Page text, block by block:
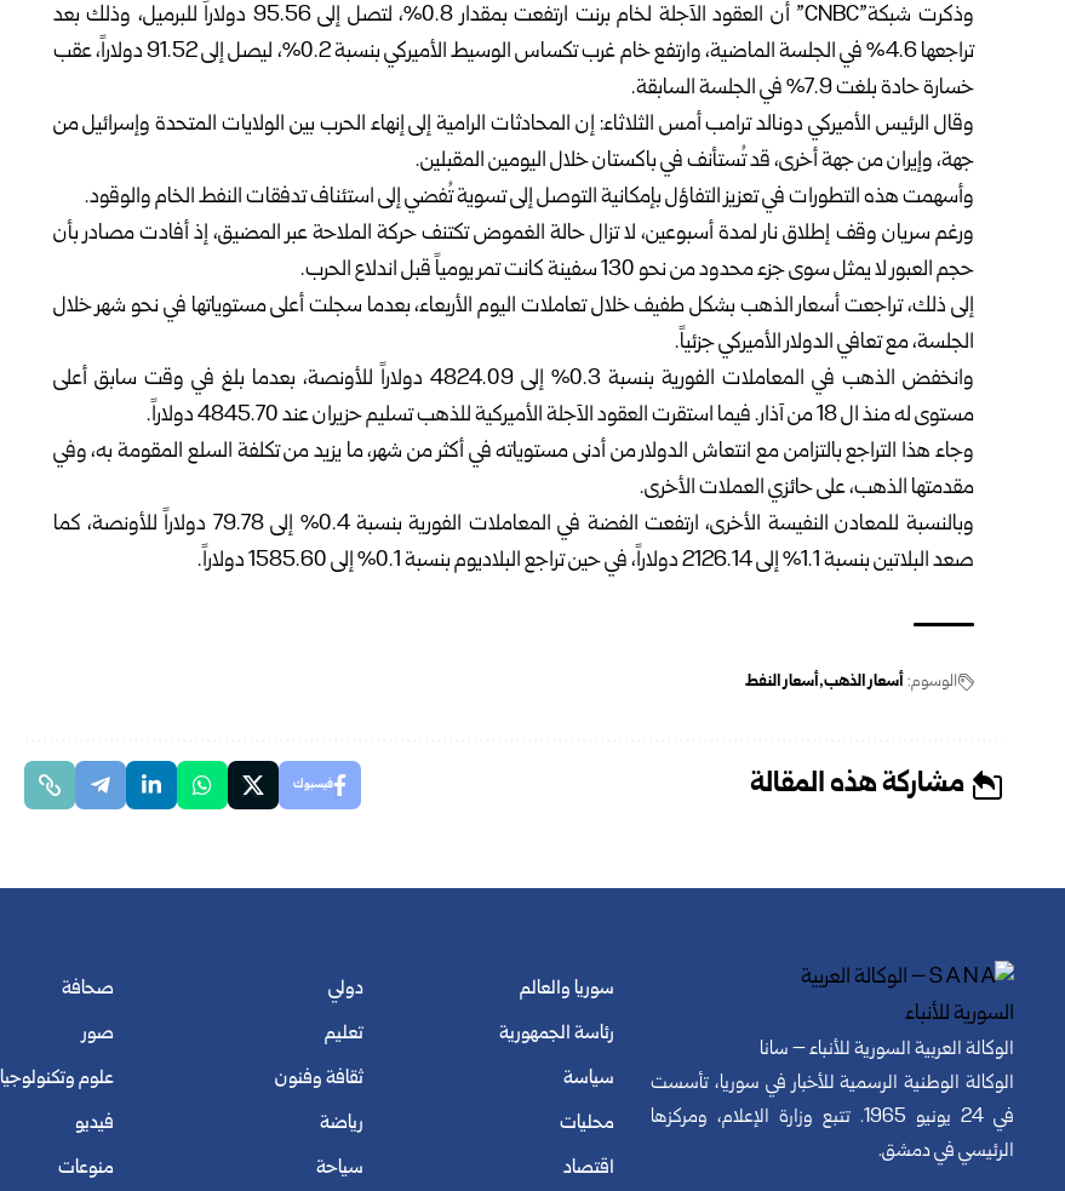
وذكرت شبكة”CNBC” أن العقود الآجلة لخام برنت ارتفعت بمقدار 0.8%، لتصل إلى 95.56 دولاراً للبرميل، وذلك بعد
تراجعها 4.6% في الجلسة الماضية، وارتفع خام غرب تكساس الوسيط الأميركي بنسبة 0.2%، ليصل إلى 91.52 دولاراً، عقب
خسارة حادة بلغت 7.9% في الجلسة السابقة.
وقال الرئيس الأميركي دونالد ترامب أمس الثلاثاء: إن المحادثات الرامية إلى إنهاء الحرب بين الولايات المتحدة وإسرائيل من
جهة، وإيران من جهة أخرى، قد تُستأنف في باكستان خلال اليومين المقبلين.
وأسهمت هذه التطورات في تعزيز التفاؤل بإمكانية التوصل إلى تسوية تُفضي إلى استئناف تدفقات النفط الخام والوقود.
ورغم سريان وقف إطلاق نار لمدة أسبوعين، لا تزال حالة الغموض تكتنف حركة الملاحة عبر المضيق، إذ أفادت مصادر بأن
حجم العبور لا يمثل سوى جزء محدود من نحو 130 سفينة كانت تمر يومياً قبل اندلاع الحرب.
إلى ذلك، تراجعت أسعار الذهب بشكل طفيف خلال تعاملات اليوم الأربعاء، بعدما سجلت أعلى مستوياتها في نحو شهر خلال
الجلسة، مع تعافي الدولار الأميركي جزئياً.
وانخفض الذهب في المعاملات الفورية بنسبة 0.3% إلى 4824.09 دولاراً للأونصة، بعدما بلغ في وقت سابق أعلى
مستوى له منذ ال 18 من آذار. فيما استقرت العقود الآجلة الأميركية للذهب تسليم حزيران عند 4845.70 دولاراً.
وجاء هذا التراجع بالتزامن مع انتعاش الدولار من أدنى مستوياته في أكثر من شهر، ما يزيد من تكلفة السلع المقومة به، وفي
مقدمتها الذهب، على حائزي العملات الأخرى.
وبالنسبة للمعادن النفيسة الأخرى، ارتفعت الفضة في المعاملات الفورية بنسبة 0.4% إلى 79.78 دولاراً للأونصة، كما
صعد البلاتين بنسبة 1.1% إلى 2126.14 دولاراً، في حين تراجع البلاديوم بنسبة 0.1% إلى 1585.60 دولاراً.
الوسوم: أسعار الذهب أسعار النفط
مشاركة هذه المقالة فيسبوك
الوكالة العربية السورية للأنباء – سانا
الوكالة الوطنية الرسمية للأخبار في سوريا، تأسست
في 24 يونيو 1965. تتبع وزارة الإعلام، ومركزها
الرئيسي في دمشق.
سوريا والعالم
رئاسة الجمهورية
سياسة
محليات
اقتصاد
دولي
تعليم
ثقافة وفنون
رياضة
سياحة
صحافة
صور
علوم وتكنولوجيا
فيديو
منوعات